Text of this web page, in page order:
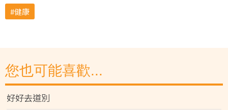
健康
您也可能喜歡...
好好去道別